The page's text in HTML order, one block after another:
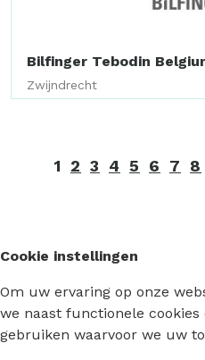
Bilfinger Tebodin
Zwijndrecht
Paginering
1 2 3 4 5 6 7 8
Cookie instellingen
Om uw ervaring op onze
we naast functionele cookies
gebruiken waarvoor we uw